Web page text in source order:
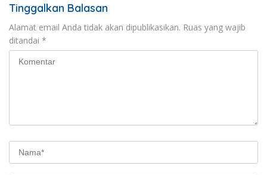
Tinggalkan Balasan
Alamat email Anda tidak akan dipublikasikan. Ruas yang wajib
ditandai *